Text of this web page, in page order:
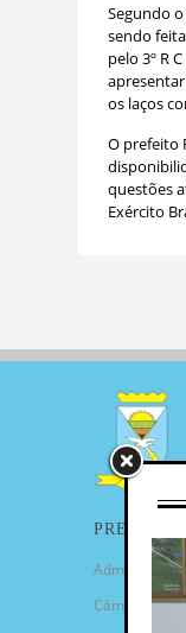
Segundo
sendo
pelo 3º R
os laços
O prefeito
questões
Exército
Câmara de